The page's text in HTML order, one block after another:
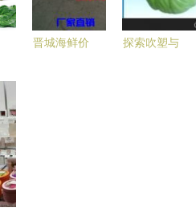
晋城海鲜价
探索吹塑与